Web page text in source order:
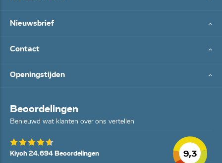
Nieuwsbrief
Contact
Openingstijden
Beoordelingen
Benieuwd wat klanten over ons vertellen
9,3
Kiyoh 24.694 Beoordelingen